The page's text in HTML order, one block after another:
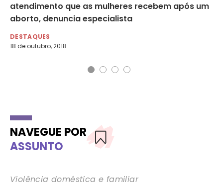
atendimento que as mulheres recebem após um
aborto, denuncia especialista
DESTAQUES
18 de outubro, 2018
NAVEGUE POR
ASSUNTO
Violência doméstica e familiar